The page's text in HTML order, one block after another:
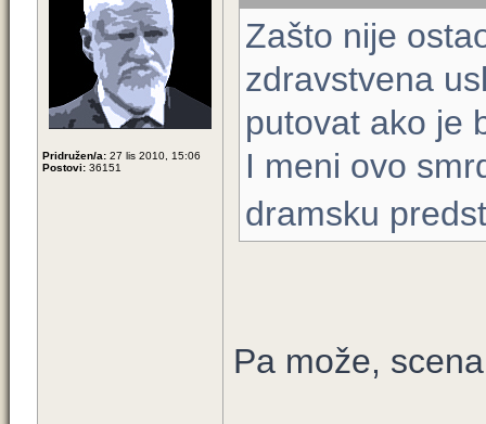
Pridružen/a: 27 lis 2010, 15:06
Postovi: 36151
Zašto nije
zdravstvena
putovat ako je
I meni ovo
dramsku
Pa može,